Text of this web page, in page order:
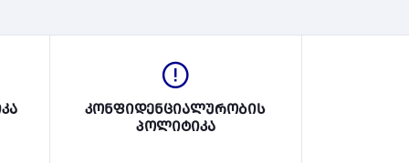
კონფიდენციალურობის
პოლიტიკა